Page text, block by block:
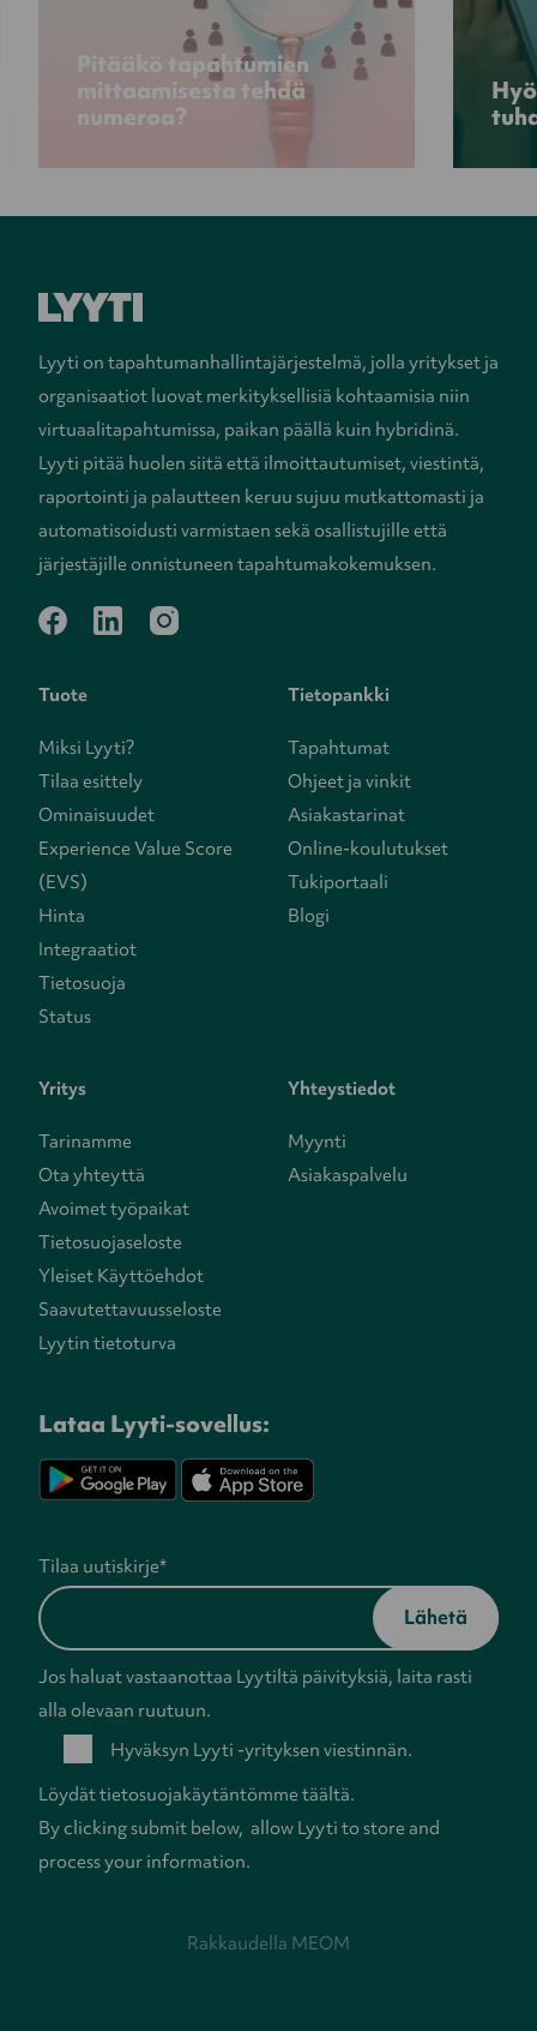
Pitääkö tapahtumien
mittaamisesta tehdä
numeroa?
Lyyti on tapahtumanhallintajärjestelmä, jolla yritykset ja
organisaatiot luovat merkityksellisiä kohtaamisia niin
virtuaalitapahtumissa, paikan päällä kuin hybridinä.
Lyyti pitää huolen siitä että ilmoittautumiset, viestintä,
raportointi ja palautteen keruu sujuu mutkattomasti ja
automatisoidusti varmistaen sekä osallistujille että
järjestäjille onnistuneen tapahtumakokemuksen.
facebooklinkedininstagram
Tuote
Miksi Lyyti?
Tilaa esittely
Ominaisuudet
Experience Value Score
(EVS)
Hinta
Integraatiot
Tietosuoja
Status
Tietopankki
Tapahtumat
Ohjeet ja vinkit
Asiakastarinat
Online-koulutukset
Tukiportaali
Blogi
Yritys
Tarinamme
Ota yhteyttä
Avoimet työpaikat
Tietosuojaseloste
Yleiset Käyttöehdot
Saavutettavuusseloste
Lyytin tietoturva
Yhteystiedot
Myynti
Asiakaspalvelu
Tilaa uutiskirje*
Jos haluat vastaanottaa Lyytiltä päivityksiä, laita rasti
alla olevaan ruutuun.
Hyväksyn Lyyti -yrityksen viestinnän.
Löydät tietosuojakäytäntömme täältä.
By clicking submit below, allow Lyyti to store and
process your information.
Lataa Lyyti-sovellus:
Rakkaudella MEOM